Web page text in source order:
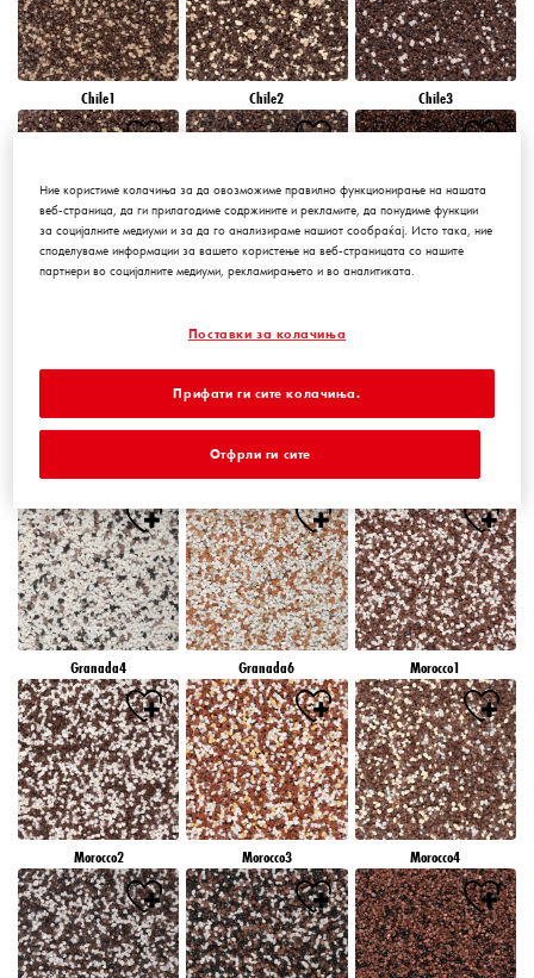
Chile1 Chile2 Chile3
Granada1 Granada2 Granada3
Granada4 Granada6 Morocco1
Morocco2 Morocco3 Morocco4
Ние користиме колачиња за да овозможиме правилно функционирање на нашата
веб-страница, да ги прилагодиме содржините и рекламите, да понудиме функции
за социјалните медиуми и за да го анализираме нашиот сообраќај. Исто така, ние
споделуваме информации за вашето користење на веб-страницата со нашите
партнери во социјалните медиуми, рекламирањето и во аналитиката.
Поставки за колачиња
Отфрли ги сите
Прифати ги сите колачиња.